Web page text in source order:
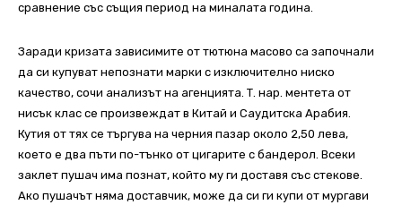
сравнение със същия период на миналата година.
Заради кризата зависимите от тютюна масово са започнали
да си купуват непознати марки с изключително ниско
качество, сочи анализът на агенцията. Т. нар. ментета от
нисък клас се произвеждат в Китай и Саудитска Арабия.
Кутия от тях се търгува на черния пазар около 2,50 лева,
което е два пъти по-тънко от цигарите с бандерол. Всеки
заклет пушач има познат, който му ги доставя със стекове.
Ако пушачът няма доставчик, може да си ги купи от мургави